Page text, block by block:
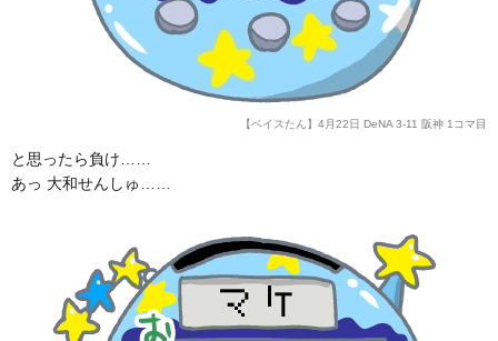
【ベイスたん】4月22日 DeNA 3-11 阪神 1コマ目
と思ったら負け……
あっ 大和せんしゅ……